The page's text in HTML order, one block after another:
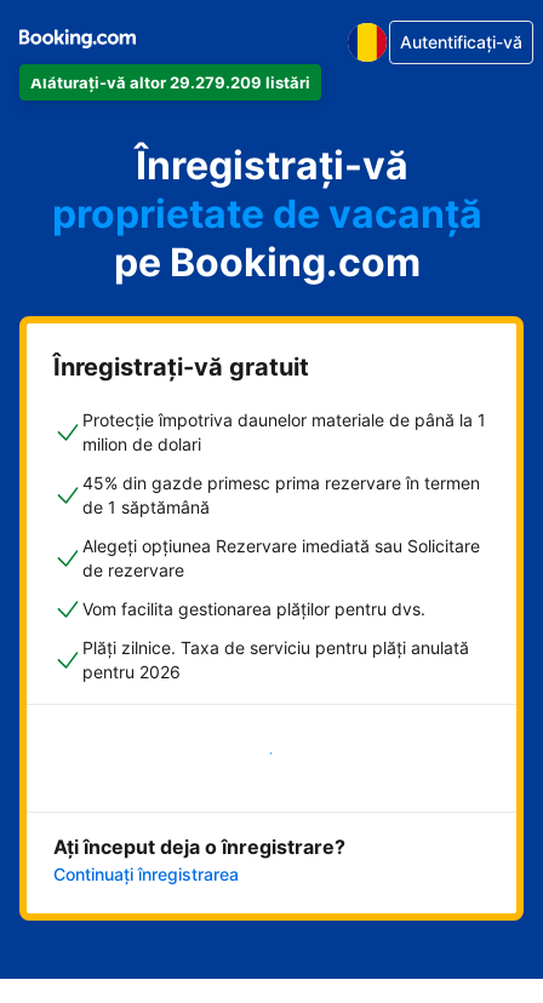
Alăturați-vă altor 29.279.209 listări
Autentificați-vă
Înregistrați-vă
apartamentul
hotelul
proprietate de vacanță
pensiunea
B&B-ul
pe Booking.com
Înregistrați-vă gratuit
Protecție împotriva daunelor materiale de până la 1
milion de dolari
45% din gazde primesc prima rezervare în termen
de 1 săptămână
Alegeți opțiunea Rezervare imediată sau Solicitare
de rezervare
Vom facilita gestionarea plăților pentru dvs.
Plăți zilnice. Taxa de serviciu pentru plăți anulată
pentru 2026
Începeți acum
Ați început deja o înregistrare?
Continuați înregistrarea